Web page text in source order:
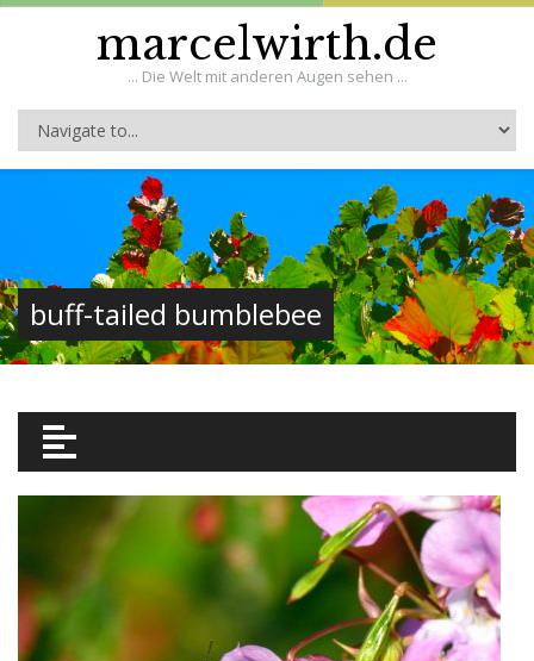
marcelwirth.de
... Die Welt mit anderen Augen sehen ...
buff-tailed bumblebee